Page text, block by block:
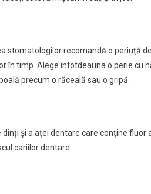
stomatologilor recomandă o periuță
în timp. Alege întotdeauna o perie cu
precum o răceală sau o gripă.
și a aței dentare care conține
cariilor dentare.